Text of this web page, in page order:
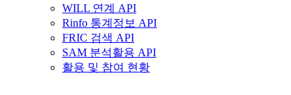
WILL 연계 API
Rinfo 통계정보 API
FRIC 검색 API
SAM 분석활용 API
활용 및 참여 현황